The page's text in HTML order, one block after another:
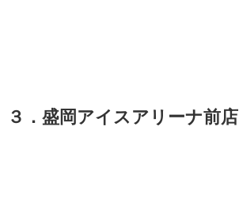
３．盛岡アイスアリーナ前店